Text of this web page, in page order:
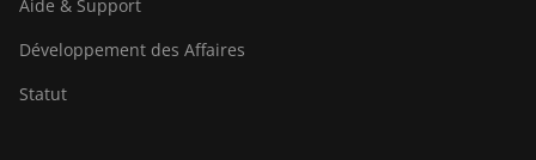
Aide & Support
Développement des Affaires
Statut